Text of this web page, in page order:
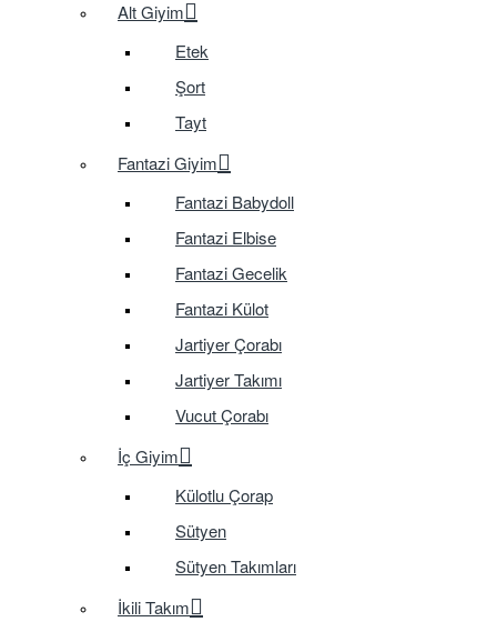
Alt Giyim
Etek
Şort
Tayt
Fantazi Giyim
Fantazi Babydoll
Fantazi Elbise
Fantazi Gecelik
Fantazi Külot
Jartiyer Çorabı
Jartiyer Takımı
Vucut Çorabı
İç Giyim
Külotlu Çorap
Sütyen
Sütyen Takımları
İkili Takım